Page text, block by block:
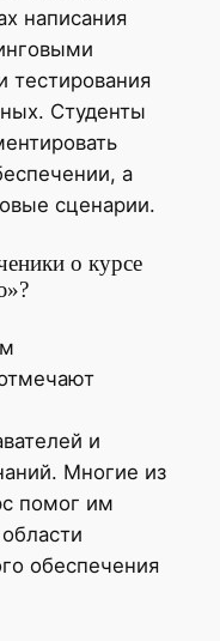
написания
тестирования
Студенты
а
сценарии.
о курсе
и
Многие из
помог им
обеспечения